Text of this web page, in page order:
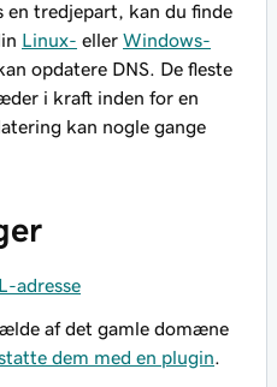
en tredjepart, kan du finde
Linux- eller Windows-
opdatere DNS. De fleste
i kraft inden for en
kan nogle gange
adresse
af det gamle domæne
dem med en plugin